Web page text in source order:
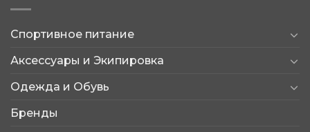
Спортивное питание
Аксессуары и Экипировка
Одежда и Обувь
Бренды